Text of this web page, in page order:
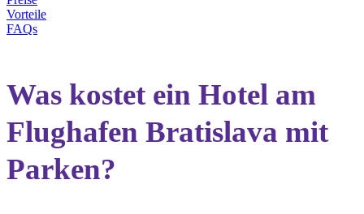
Vorteile
FAQs
Was kostet ein Hotel am
Flughafen Bratislava mit
Parken?